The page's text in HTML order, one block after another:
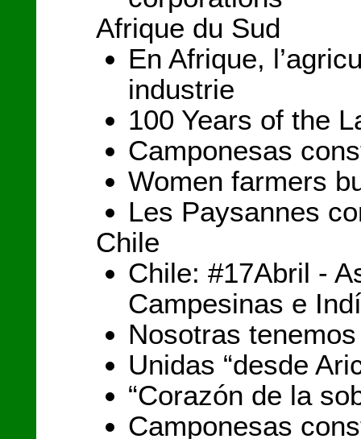
Afrique du Sud
En Afrique,
industrie
100 Years of the
Camponesas
Women farmers
Les Paysannes
Chile
Chile: #17Abril -
Campesinas e
Nosotras
Unidas “desde
“Corazón de la
Camponesas